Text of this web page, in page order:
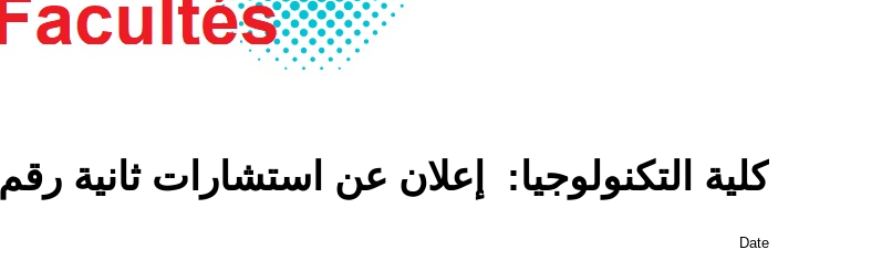
كلية التكنولوجيا: إعلان عن استشارات ثانية رقم 30-31-32 /2025
Date